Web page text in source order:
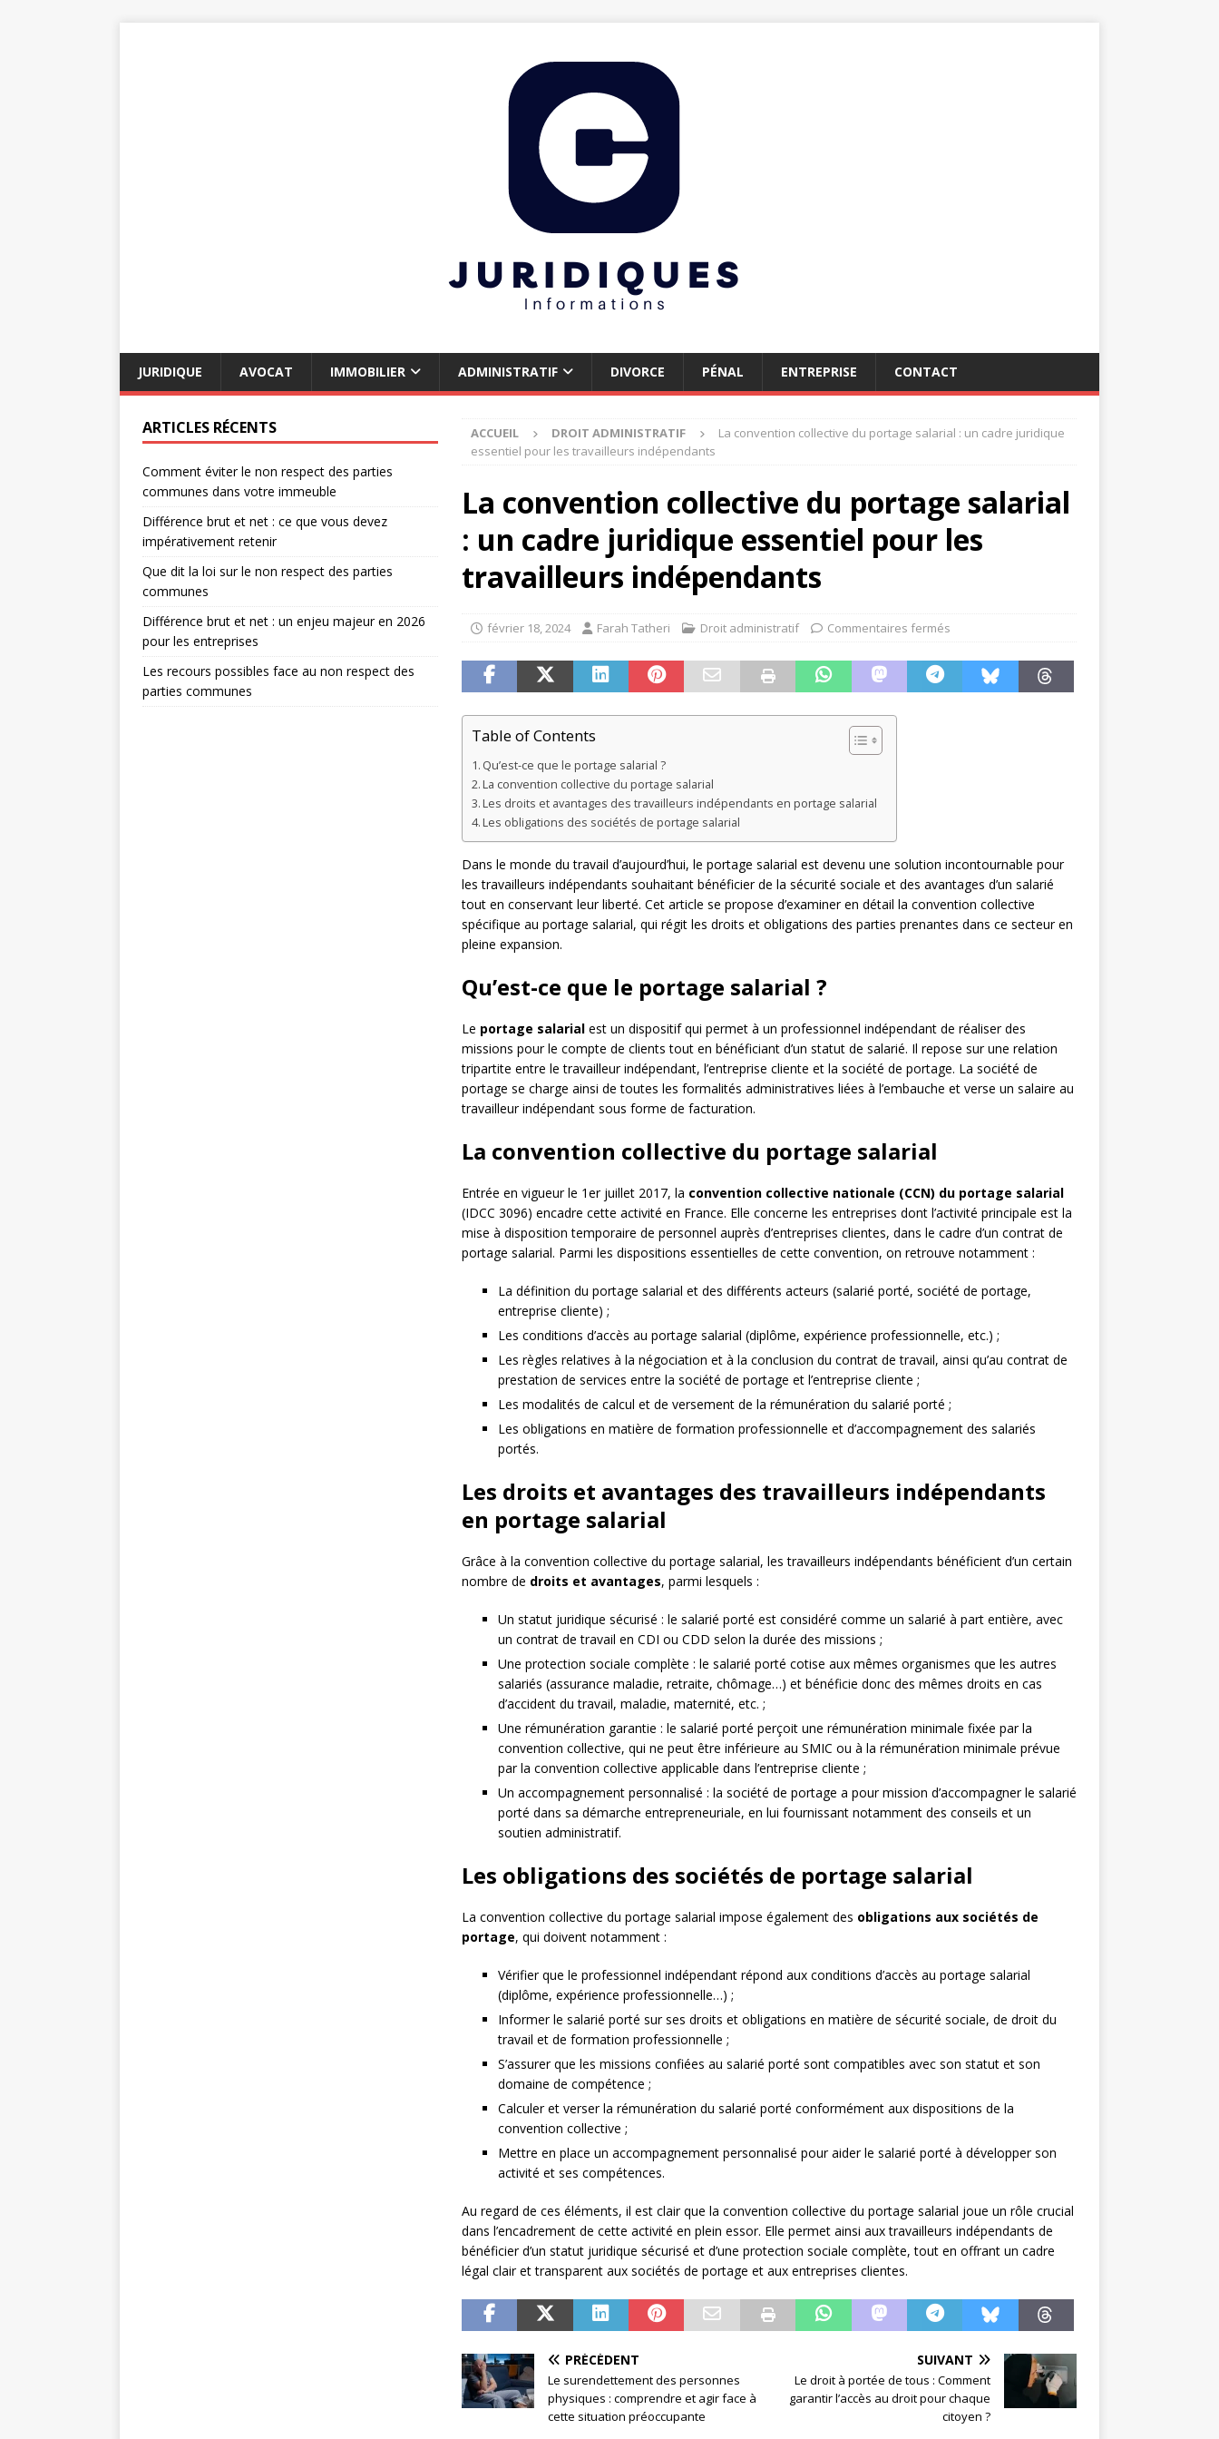
JURIDIQUE AVOCAT IMMOBILIER ADMINISTRATIF DIVORCE PÉNAL ENTREPRISE CONTACT
ACCUEIL DROIT ADMINISTRATIF
La convention collective du portage salarial : un cadre juridique
essentiel pour les travailleurs indépendants
La convention collective du portage salarial
: un cadre juridique essentiel pour les
travailleurs indépendants
février 18, 2024 Farah Tatheri Droit administratif Commentaires fermés
Table of Contents
Qu’est-ce que le portage salarial ?
La convention collective du portage salarial
Les droits et avantages des travailleurs indépendants en portage salarial
Les obligations des sociétés de portage salarial
Dans le monde du travail d’aujourd’hui, le portage salarial est devenu une solution incontournable pour
les travailleurs indépendants souhaitant bénéficier de la sécurité sociale et des avantages d’un salarié
tout en conservant leur liberté. Cet article se propose d’examiner en détail la convention collective
spécifique au portage salarial, qui régit les droits et obligations des parties prenantes dans ce secteur en
pleine expansion.
Qu’est-ce que le portage salarial ?
Le portage salarialest un dispositif qui permet à un professionnel indépendant de réaliser des
missions pour le compte de clients tout en bénéficiant d’un statut de salarié. Il repose sur une relation
tripartite entre le travailleur indépendant, l’entreprise cliente et la société de portage. La société de
portage se charge ainsi de toutes les formalités administratives liées à l’embauche et verse un salaire au
travailleur indépendant sous forme de facturation.
La convention collective du portage salarial
Entrée en vigueur le 1er juillet 2017, la convention collective nationale (CCN) du portage salarial
(IDCC 3096) encadre cette activité en France. Elle concerne les entreprises dont l’activité principale est la
mise à disposition temporaire de personnel auprès d’entreprises clientes, dans le cadre d’un contrat de
portage salarial. Parmi les dispositions essentielles de cette convention, on retrouve notamment :
La définition du portage salarial et des différents acteurs (salarié porté, société de portage,
entreprise cliente) ;
Les conditions d’accès au portage salarial (diplôme, expérience professionnelle, etc.) ;
Les règles relatives à la négociation et à la conclusion du contrat de travail, ainsi qu’au contrat de
prestation de services entre la société de portage et l’entreprise cliente ;
Les modalités de calcul et de versement de la rémunération du salarié porté ;
Les obligations en matière de formation professionnelle et d’accompagnement des salariés
portés.
Les droits et avantages des travailleurs indépendants
en portage salarial
Grâce à la convention collective du portage salarial, les travailleurs indépendants bénéficient d’un certain
nombre de droits et avantages, parmi lesquels :
Un statut juridique sécurisé : le salarié porté est considéré comme un salarié à part entière, avec
un contrat de travail en CDI ou CDD selon la durée des missions ;
Une protection sociale complète : le salarié porté cotise aux mêmes organismes que les autres
salariés (assurance maladie, retraite, chômage…) et bénéficie donc des mêmes droits en cas
d’accident du travail, maladie, maternité, etc. ;
Une rémunération garantie : le salarié porté perçoit une rémunération minimale fixée par la
convention collective, qui ne peut être inférieure au SMIC ou à la rémunération minimale prévue
par la convention collective applicable dans l’entreprise cliente ;
Un accompagnement personnalisé : la société de portage a pour mission d’accompagner le salarié
porté dans sa démarche entrepreneuriale, en lui fournissant notamment des conseils et un
soutien administratif.
Les obligations des sociétés de portage salarial
La convention collective du portage salarial impose également des obligations aux sociétés de
portage, qui doivent notamment :
Vérifier que le professionnel indépendant répond aux conditions d’accès au portage salarial
(diplôme, expérience professionnelle…) ;
Informer le salarié porté sur ses droits et obligations en matière de sécurité sociale, de droit du
travail et de formation professionnelle ;
S’assurer que les missions confiées au salarié porté sont compatibles avec son statut et son
domaine de compétence ;
Calculer et verser la rémunération du salarié porté conformément aux dispositions de la
convention collective ;
Mettre en place un accompagnement personnalisé pour aider le salarié porté à développer son
activité et ses compétences.
Au regard de ces éléments, il est clair que la convention collective du portage salarial joue un rôle crucial
dans l’encadrement de cette activité en plein essor. Elle permet ainsi aux travailleurs indépendants de
bénéficier d’un statut juridique sécurisé et d’une protection sociale complète, tout en offrant un cadre
légal clair et transparent aux sociétés de portage et aux entreprises clientes.
PRÉCÉDENT
Le surendettement des personnes
physiques : comprendre et agir face à
cette situation préoccupante
SUIVANT
Le droit à portée de tous : Comment
garantir l’accès au droit pour chaque
citoyen ?
ARTICLES RÉCENTS
Comment éviter le non respect des parties
communes dans votre immeuble
Différence brut et net : ce que vous devez
impérativement retenir
Que dit la loi sur le non respect des parties
communes
Différence brut et net : un enjeu majeur en 2026
pour les entreprises
Les recours possibles face au non respect des
parties communes